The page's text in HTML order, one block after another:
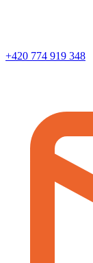
+420 774 919 348